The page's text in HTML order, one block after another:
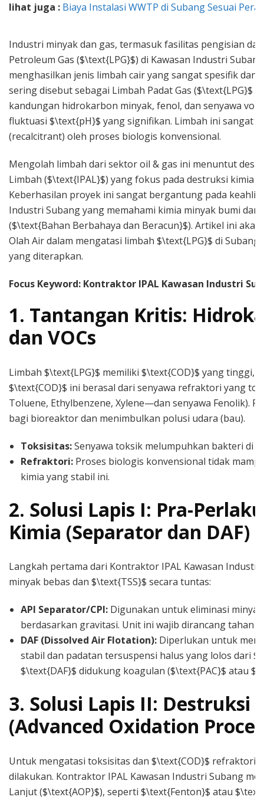
lihat juga : Biaya Instalasi WWTP di Subang Sesuai
Industri minyak dan gas, termasuk fasilitas pengisian
Petroleum Gas ($\text{LPG}$) di Kawasan Industri
menghasilkan jenis limbah cair yang sangat spesifik dan
sering disebut sebagai Limbah Padat Gas ($\text{LPG}$
kandungan hidrokarbon minyak, fenol, dan senyawa
fluktuasi $\text{pH}$ yang signifikan. Limbah ini sangat
(recalcitrant) oleh proses biologis konvensional.
Mengolah limbah dari sektor oil & gas ini menuntut
Limbah ($\text{IPAL}$) yang fokus pada destruksi kimia
Keberhasilan proyek ini sangat bergantung pada
Industri Subang yang memahami kimia minyak bumi
($\text{Bahan Berbahaya dan Beracun}$). Artikel ini
Olah Air dalam mengatasi limbah $\text{LPG}$ di
yang diterapkan.
Focus Keyword: Kontraktor IPAL Kawasan Industri
1. Tantangan Kritis:
dan VOCs
Limbah $\text{LPG}$ memiliki $\text{COD}$ yang tinggi,
$\text{COD}$ ini berasal dari senyawa refraktori yang
Toluene, Ethylbenzene, Xylene—dan senyawa Fenolik).
bagi bioreaktor dan menimbulkan polusi udara (bau).
Toksisitas:Senyawa toksik melumpuhkan bakteri di
Refraktori: Proses biologis konvensional tidak
kimia yang stabil ini.
2. Solusi Lapis I: Pra-
Kimia (Separator dan DAF)
Langkah pertama dari Kontraktor IPAL Kawasan Industri
minyak bebas dan $\text{TSS}$ secara tuntas:
API Separator/CPI: Digunakan untuk eliminasi
berdasarkan gravitasi. Unit ini wajib dirancang tahan
DAF (Dissolved Air Flotation): Diperlukan untuk
stabil dan padatan tersuspensi halus yang lolos dari
$\text{DAF}$ didukung koagulan ($\text{PAC}$ atau
3. Solusi Lapis II: Destruksi
(Advanced Oxidation
Untuk mengatasi toksisitas dan $\text{COD}$ refraktori,
dilakukan. Kontraktor IPAL Kawasan Industri Subang
Lanjut ($\text{AOP}$), seperti $\text{Fenton}$ atau